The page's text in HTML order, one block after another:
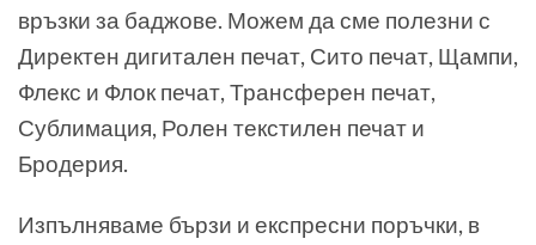
връзки за баджове. Можем да сме полезни с
Директен дигитален печат, Сито печат, Щампи,
Флекс и Флок печат, Трансферен печат,
Сублимация, Ролен текстилен печат и
Бродерия.
Изпълняваме бързи и експресни поръчки, в